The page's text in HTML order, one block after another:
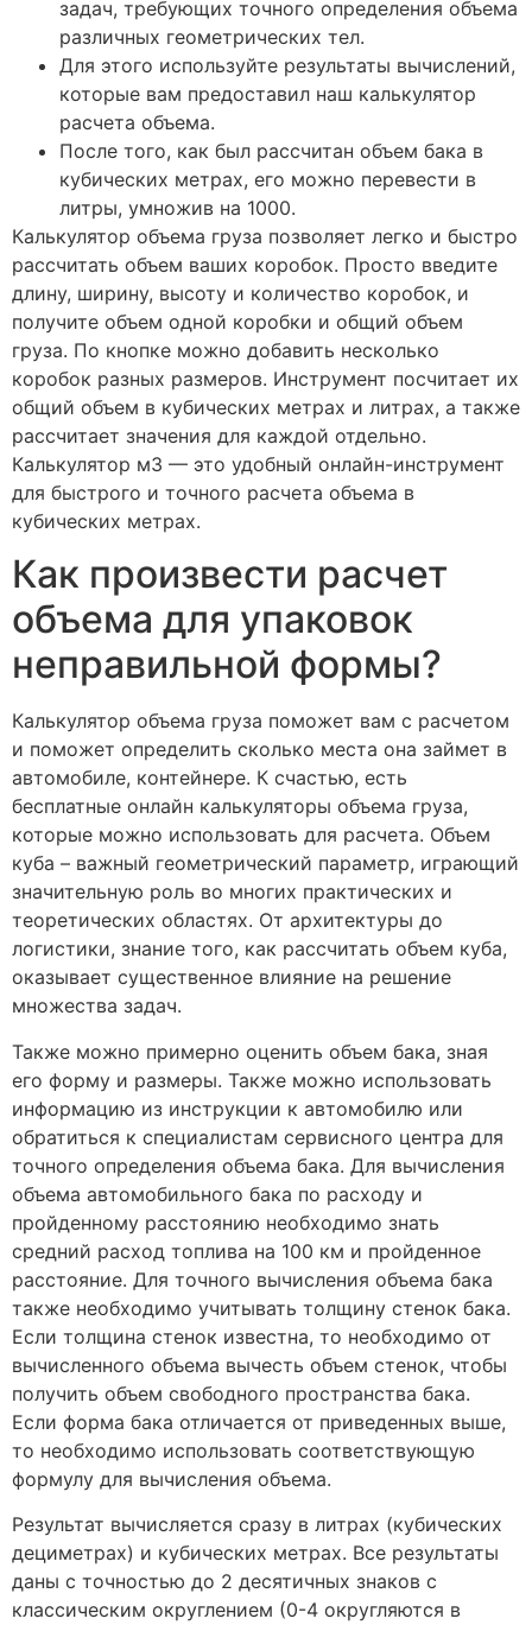
задач, требующих точного определения объема
различных геометрических тел.
Для этого используйте результаты вычислений,
которые вам предоставил наш калькулятор
расчета объема.
После того, как был рассчитан объем бака в
кубических метрах, его можно перевести в
литры, умножив на 1000.
Калькулятор объема груза позволяет легко и быстро
рассчитать объем ваших коробок. Просто введите
длину, ширину, высоту и количество коробок, и
получите объем одной коробки и общий объем
груза. По кнопке можно добавить несколько
коробок разных размеров. Инструмент посчитает их
общий объем в кубических метрах и литрах, а также
рассчитает значения для каждой отдельно.
Калькулятор м3 — это удобный онлайн-инструмент
для быстрого и точного расчета объема в
кубических метрах.
Как произвести расчет
объема для упаковок
неправильной формы?
Калькулятор объема груза поможет вам с расчетом
и поможет определить сколько места она займет в
автомобиле, контейнере. К счастью, есть
бесплатные онлайн калькуляторы объема груза,
которые можно использовать для расчета. Объем
куба – важный геометрический параметр, играющий
значительную роль во многих практических и
теоретических областях. От архитектуры до
логистики, знание того, как рассчитать объем куба,
оказывает существенное влияние на решение
множества задач.
Также можно примерно оценить объем бака, зная
его форму и размеры. Также можно использовать
информацию из инструкции к автомобилю или
обратиться к специалистам сервисного центра для
точного определения объема бака. Для вычисления
объема автомобильного бака по расходу и
пройденному расстоянию необходимо знать
средний расход топлива на 100 км и пройденное
расстояние. Для точного вычисления объема бака
также необходимо учитывать толщину стенок бака.
Если толщина стенок известна, то необходимо от
вычисленного объема вычесть объем стенок, чтобы
получить объем свободного пространства бака.
Если форма бака отличается от приведенных выше,
то необходимо использовать соответствующую
формулу для вычисления объема.
Результат вычисляется сразу в литрах (кубических
дециметрах) и кубических метрах. Все результаты
даны с точностью до 2 десятичных знаков с
классическим округлением (0-4 округляются в